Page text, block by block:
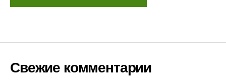
Свежие комментарии